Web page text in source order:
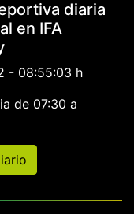
diaria
en IFA
- 08:55:03 h
de 07:30 a